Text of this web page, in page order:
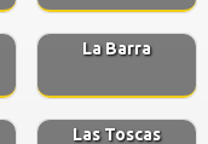
La Barra
Las Toscas